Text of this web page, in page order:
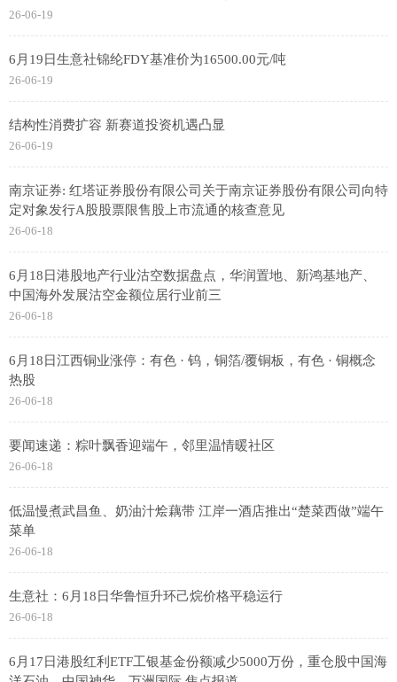
26-06-19
6月19日生意社锦纶FDY基准价为16500.00元/吨
26-06-19
结构性消费扩容 新赛道投资机遇凸显
26-06-19
南京证券: 红塔证券股份有限公司关于南京证券股份有限公司向特
定对象发行A股股票限售股上市流通的核查意见
26-06-18
6月18日港股地产行业沽空数据盘点，华润置地、新鸿基地产、
中国海外发展沽空金额位居行业前三
26-06-18
6月18日江西铜业涨停：有色 · 钨，铜箔/覆铜板，有色 · 铜概念
热股
26-06-18
要闻速递：粽叶飘香迎端午，邻里温情暖社区
26-06-18
低温慢煮武昌鱼、奶油汁烩藕带 江岸一酒店推出“楚菜西做”端午
菜单
26-06-18
生意社：6月18日华鲁恒升环己烷价格平稳运行
26-06-18
6月17日港股红利ETF工银基金份额减少5000万份，重仓股中国海